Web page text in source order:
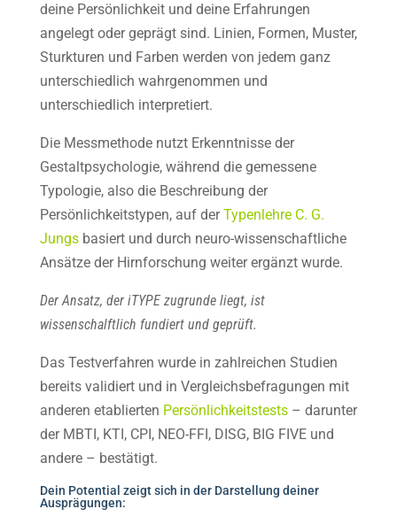
deine Persönlichkeit und deine Erfahrungen
angelegt oder geprägt sind. Linien, Formen, Muster,
Sturkturen und Farben werden von jedem ganz
unterschiedlich wahrgenommen und
unterschiedlich interpretiert.
Die Messmethode nutzt Erkenntnisse der
Gestaltpsychologie, während die gemessene
Typologie, also die Beschreibung der
Persönlichkeitstypen, auf der Typenlehre C. G.
Jungs basiert und durch neuro-wissenschaftliche
Ansätze der Hirnforschung weiter ergänzt wurde.
Der Ansatz, der iTYPE zugrunde liegt, ist
wissenschalftlich fundiert und geprüft.
Das Testverfahren wurde in zahlreichen Studien
bereits validiert und in Vergleichsbefragungen mit
anderen etablierten Persönlichkeitstests – darunter
der MBTI, KTI, CPI, NEO-FFI, DISG, BIG FIVE und
andere – bestätigt.
Dein Potential zeigt sich in der Darstellung deiner
Ausprägungen: